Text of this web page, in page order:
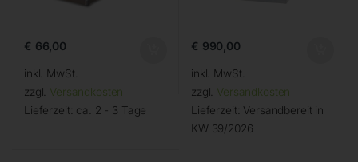
€ 66,00
inkl. MwSt.
zzgl. Versandkosten
Lieferzeit: ca. 2 - 3 Tage
€ 990,00
inkl. MwSt.
zzgl. Versandkosten
Lieferzeit: Versandbereit in
KW 39/2026